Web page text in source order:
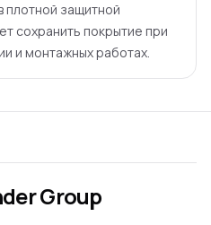
плотной защитной
сохранить покрытие при
и монтажных работах.
Group